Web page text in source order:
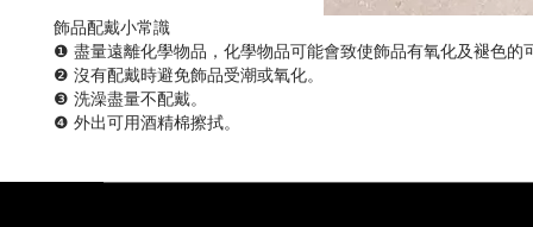
飾品配戴小常識
❶ 盡量遠離化學物品，化學物品可能會致使飾品有氧化及褪色的
❷ 沒有配戴時避免飾品受潮或氧化。
❸ 洗澡盡量不配戴。
❹ 外出可用酒精棉擦拭。